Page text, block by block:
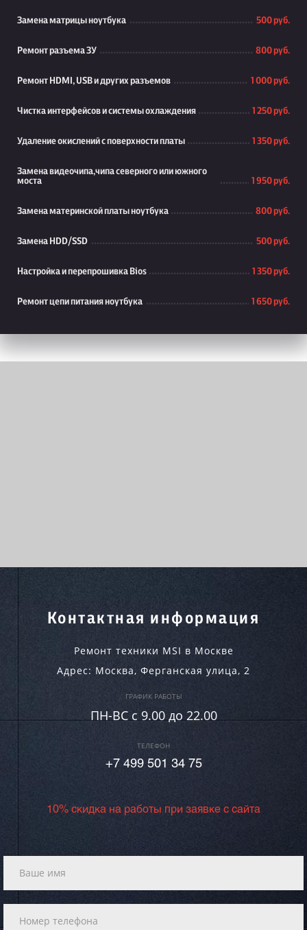
Замена матрицы ноутбука 500 руб.
Ремонт разъема ЗУ 800 руб.
Ремонт HDMI, USB и других разъемов 1 000 руб.
Чистка интерфейсов и системы охлаждения 1 250 руб.
Удаление окислений с поверхности платы 1 350 руб.
Замена видеочипа,чипа северного или южного
моста
1 950 руб.
Замена материнской платы ноутбука 800 руб.
Замена HDD/SSD 500 руб.
Настройка и перепрошивка Bios 1 350 руб.
Ремонт цепи питания ноутбука 1 650 руб.
Контактная информация
Ремонт техники MSI в Москве
Адрес: Москва, Ферганская улица, 2
ГРАФИК РАБОТЫ
ПН-ВC c 9.00 до 22.00
ТЕЛЕФОН
+7 499 501 34 75
10% скидка на работы при заявке с сайта